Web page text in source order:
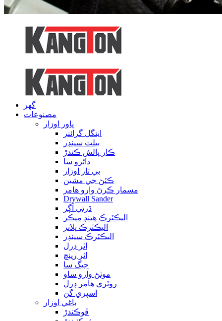
گهر
مصنوعات
پاور اوزار
اينگل گرائنر
بيلٽ سينڊر
ڪار پالش ڪندڙ
دائرو سا
بي تار اوزار
ڪٽڻ جي مشين
مسمار ڪرڻ وارو هامر
Drywall Sander
ڌرتي آڳر
اليڪٽرڪ هينڊ ميڪر
اليڪٽرڪ پلانر
اليڪٽرڪ سينڊر
اثر ڊرل
اثر رينچ
جيگ سا
موٽڻ وارو ساو
روٽري هامر ڊرل
اسپري گن
باغي اوزار
ڦوڪندڙ